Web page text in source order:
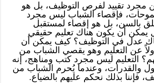
مجرد تقييد لفرص التوظيف، بل هو
فإقصاء الشباب ليس مجرد
بالسن، بل هو إقصاء لمستقبل
يمكن أن يكون هناك تعليم حقيقي
عدل في التوظيف؟ كيف يمكن أن
عن التعليم وهو يقصي الشباب من
التعليم ليس مجرد كتب ومناهج، إنه
والقدرات، وعندما يُحرم الشباب من
فإننا بذلك نحكم عليهم بالضياع.